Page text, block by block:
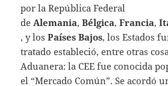
por la República Federal
de Alemania,Bélgica,Francia,
, y losPaíses Bajos, los Estados
tratado estableció, entre otras
Aduanera: la CEE fue conocida
el “Mercado Común”. Se acordó